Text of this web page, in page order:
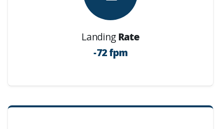
Landing Rate
-72 fpm